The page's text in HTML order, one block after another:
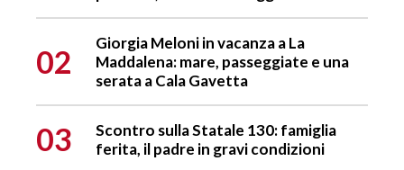
02
Giorgia Meloni in vacanza a La
Maddalena: mare, passeggiate e una
serata a Cala Gavetta
03
Scontro sulla Statale 130: famiglia
ferita, il padre in gravi condizioni